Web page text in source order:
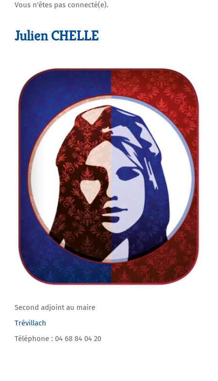
Agenda
Vous n'êtes pas connecté(e).
Julien CHELLE
Second adjoint au maire
Trévillach
Téléphone : 04 68 84 04 20